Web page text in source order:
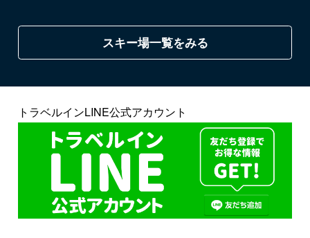
スキー場一覧をみる
トラベルインLINE公式アカウント